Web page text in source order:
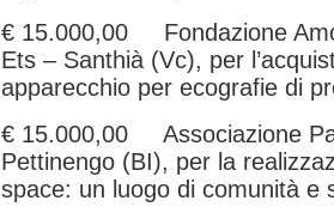
€ 15.000,00 Fondazione
Ets – Santhià (Vc), per
apparecchio per ecografie di
€ 15.000,00 Associazione
Pettinengo (BI), per la
space: un luogo di comunità e